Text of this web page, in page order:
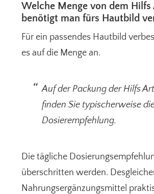
Welche Menge von dem Hilfs
benötigt man fürs Hautbild
Für ein passendes Hautbild
es auf die Menge an.
Auf der Packung der Hilfs
finden Sie typischerweise
Dosierempfehlung.
Die tägliche
überschritten werden.
Nahrungsergänzungsmittel